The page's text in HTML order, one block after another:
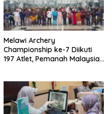
Melawi Archery
Championship ke-7 Diikuti
197 Atlet, Pemanah Malaysia